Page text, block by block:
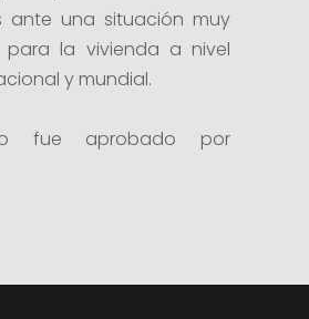
ante una situación muy
para la vivienda a nivel
y mundial.
fue aprobado por